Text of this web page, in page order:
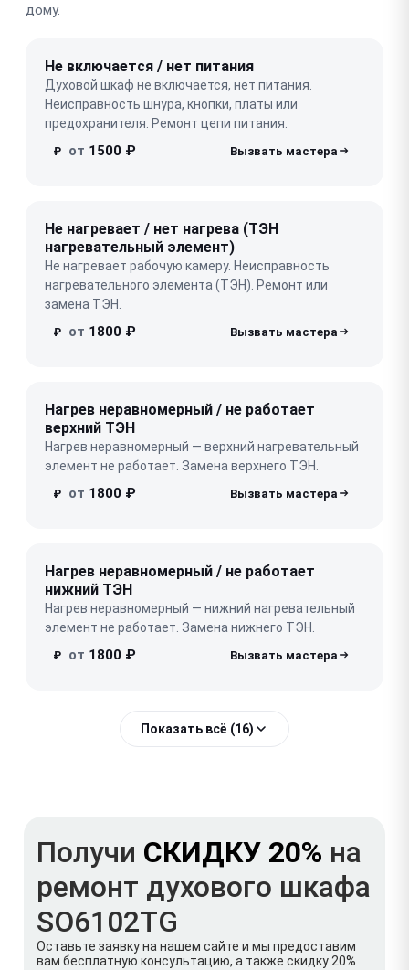
дому.
Не включается / нет питания
Духовой шкаф не включается, нет питания.
Неисправность шнура, кнопки, платы или
предохранителя. Ремонт цепи питания.
₽ от 1500 ₽
Не нагревает / нет нагрева (ТЭН
нагревательный элемент)
Не нагревает рабочую камеру. Неисправность
нагревательного элемента (ТЭН). Ремонт или
замена ТЭН.
₽ от 1800 ₽
Нагрев неравномерный / не работает
верхний ТЭН
Нагрев неравномерный — верхний нагревательный
элемент не работает. Замена верхнего ТЭН.
₽ от 1800 ₽
Нагрев неравномерный / не работает
нижний ТЭН
Нагрев неравномерный — нижний нагревательный
элемент не работает. Замена нижнего ТЭН.
₽ от 1800 ₽
Показать всё (16)
Получи СКИДКУ 20% на
ремонт духового шкафа
SO6102TG
Оставьте заявку на нашем сайте и мы предоставим
вам бесплатную консультацию, а также скидку 20%